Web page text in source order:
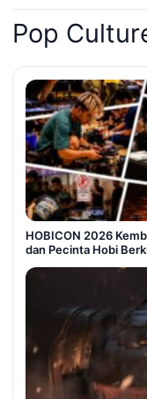
Pop
HOBICON 2026
dan Pecinta Hobi